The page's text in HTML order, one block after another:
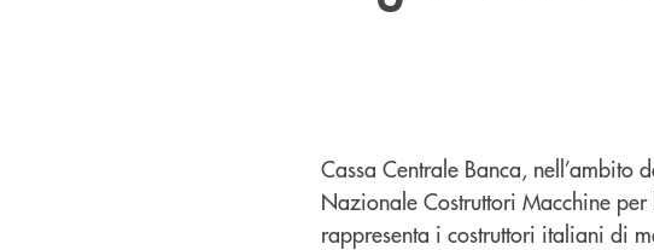
Cassa Centrale Banca,
Nazionale Costruttori Macchine
rappresenta i costruttori italiani di